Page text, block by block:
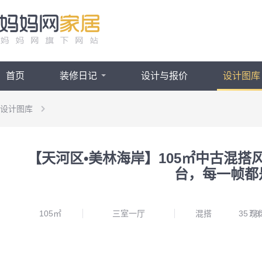
首页 装修日记 设计与报价 设计图库
设计图库
【天河区•美林海岸】105㎡中古混
台，每一帧
105㎡ 三室一厅 混搭 现
35/